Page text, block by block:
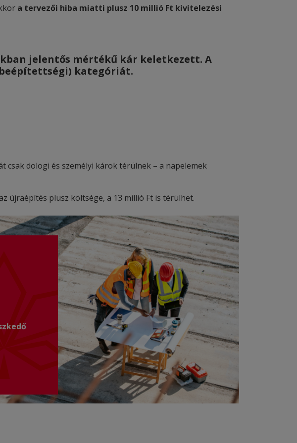
a tervezői hiba miatti plusz 10 millió Ft kivitelezési
jelentős mértékű kár keletkezett. A
kategóriát.
csak dologi és személyi károk térülnek – a napelemek
újraépítés plusz költsége, a 13 millió Ft is térülhet.